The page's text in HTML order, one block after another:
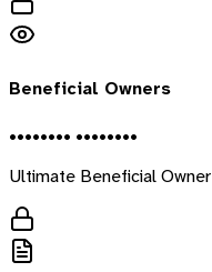
Beneficial Owners
•••••••• ••••••••
Ultimate Beneficial Owner